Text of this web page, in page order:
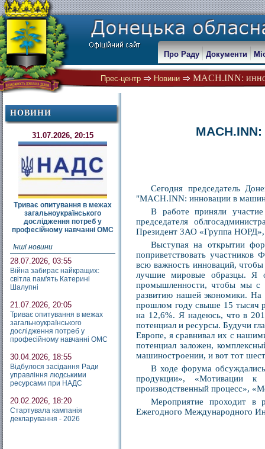
Прес-центр Новини MACH.INN:
Про Раду Документи
НОВИНИ
31.07.2026, 20:15
Триває опитування в межах
загальноукраїнського
дослідження потреб у
професійному навчанні ОМС
Інші новини
28.07.2026, 03:55
Війна забирає найкращих:
світла пам'ять Катерині
Шалупні
21.07.2026, 20:05
Триває опитування в межах
загальноукраїнського
дослідження потреб у
професійному навчанні ОМС
30.04.2026, 18:55
Відбулося засідання Ради
управління людськими
ресурсами при НАДС
20.02.2026, 18:20
Стартувала кампанія
декларування - 2026
Сегодня председатель
"MACH.INN: инновации в
В работе приняли участие
председателя
Президент ЗАО «Группа НОРД»,
Выступая на открытии
поприветствовать
всю важность инноваций,
лучшие мировые образцы. Я
промышленности, чтобы мы с
развитию нашей экономики. На
прошлом году свыше 15 тысяч
на 12,6%. Я надеюсь, что в
потенциал и ресурсы. Будучи
Европе, я сравнивал их с
потенциал заложен,
машиностроении, и вот тот
В ходе форума
продукции», «Мотивации к
производственный процесс»,
Мероприятие проходит в
Ежегодного Международного